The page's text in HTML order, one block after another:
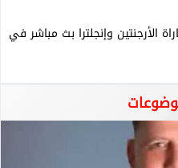
الأرجنتين وإنجلترا بث مباشر في